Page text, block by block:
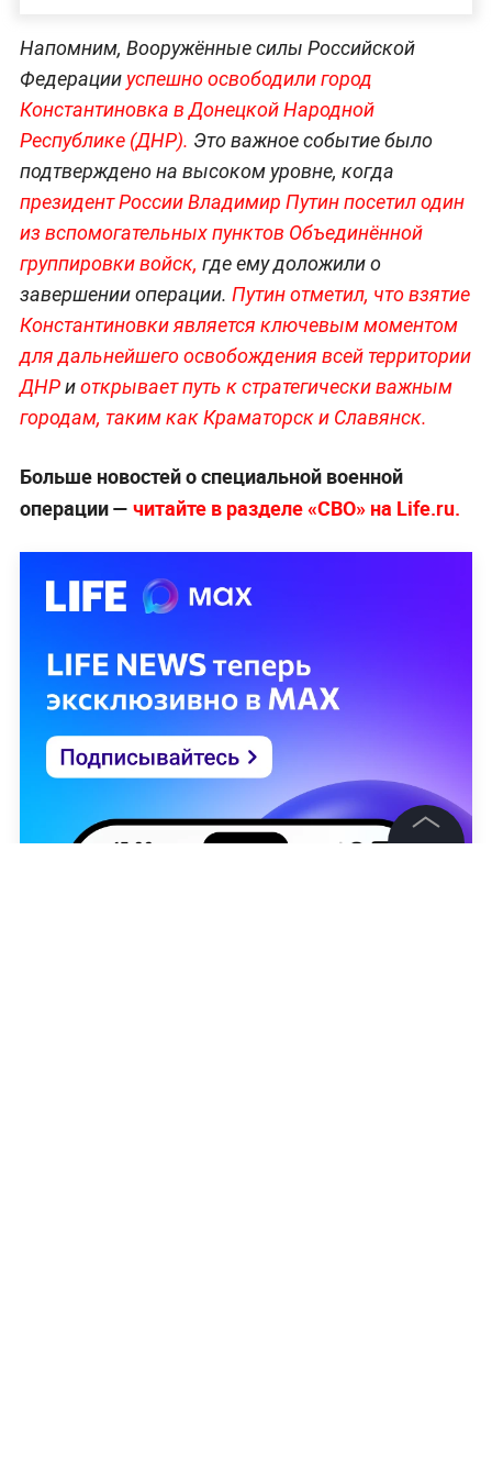
Напомним, Вооружённые силы Российской
Федерации успешно освободили город
Константиновка в Донецкой Народной
Республике (ДНР). Это важное событие было
подтверждено на высоком уровне, когда
президент России Владимир Путин посетил один
из вспомогательных пунктов Объединённой
группировки войск, где ему доложили о
завершении операции. Путин отметил, что взятие
Константиновки является ключевым моментом
для дальнейшего освобождения всей территории
ДНРиоткрывает путь к стратегически важным
городам, таким как Краматорск и Славянск.
Больше новостей о специальной военной
операции — читайте в разделе «СВО» на Life.ru.